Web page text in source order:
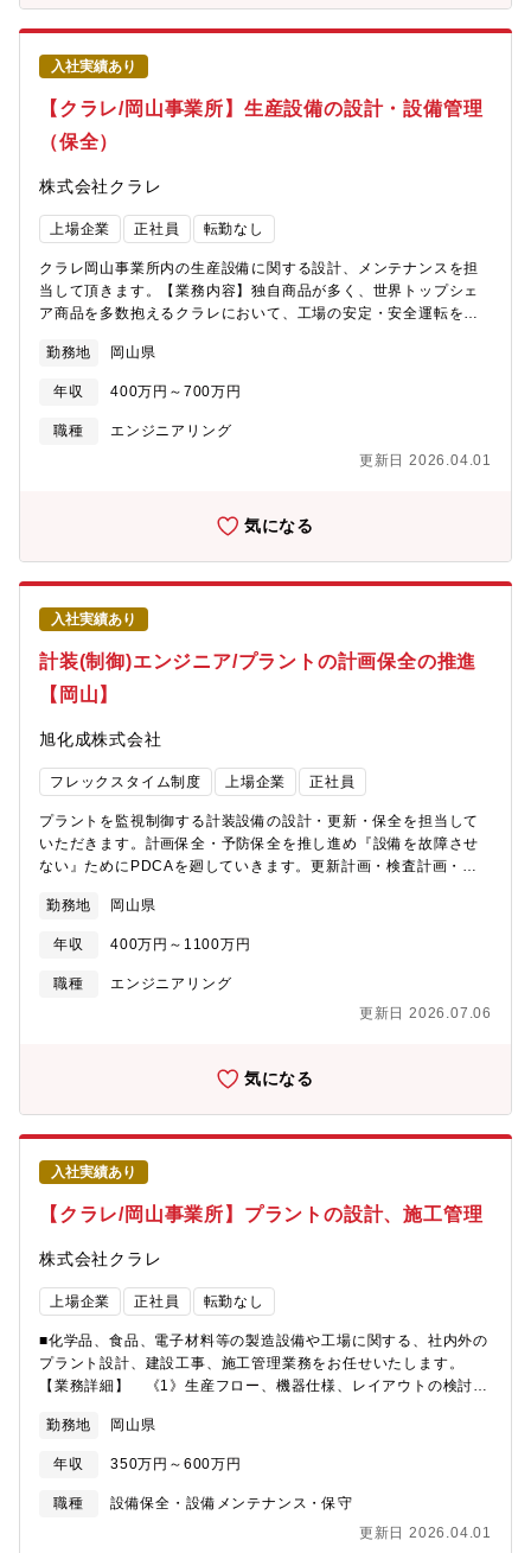
す。【石灰石とは】資源小国である日本において、エネルギー資
源や金属鉱石は多くを輸入に依存している中で、石灰石は「日本
の数少ない自給天然資源」として非常に重要視されています。主
に鉄鋼やセメントメーカーに納品し、鉄鋼やセメントの生産過程
で使用されています。【就業環境】・平均残業30H程・夜勤な
し・日曜日は固定休・有給休暇の取得率6割程度／入社後14日間の
有給付与・独身寮1,000円／社宅4,000～5,000円程度※生産拠点
発生する可能性がありますが、基本的には別の部署が夜間のトラ
ブル対応をしているためプラントエンジニア職が対応するのは月
に１回程度です。・転勤当面なし ※総合職のため将来的な転勤
部門、合わせて約75名在籍
入社実績あり
【クラレ/岡山事業所】生産設備の設計・設備管理
（保全）
株式会社クラレ
上場企業 正社員 転勤なし
クラレ岡山事業所内の生産設備に関する設計、メンテナンスを担
当して頂きます。【業務内容】独自商品が多く、世界トップシェ
ア商品を多数抱えるクラレにおいて、工場の安定・安全運転を支
上、運転安定化、省エネの検討、DXによる業務改革など、事業の
成長に貢献する人材を募集します。具体的には、以下のいずれか
の業務を担当頂きます。・工事設計、発注、施工管理などの設計
に関する業務・工場の安全、安定的な生産活動を維持するための
勤務地 岡山県
年収 400万円～700万円
職種
エンジニアリング
更新日 2026.04.01
気になる
入社実績あり
計装(制御)エンジニア/プラントの計画保全の推進
【岡山】
旭化成株式会社
フレックスタイム制度 上場企業 正社員
プラントを監視制御する計装設備の設計・更新・保全を担当して
いただきます。計画保全・予防保全を推し進め『設備を故障させ
ない』ためにPDCAを廻していきます。更新計画・検査計画・寿
えつつプラントの安定生産を支えていく業務です。また、今後、
プラントのカーボンニュートラル推進に関する取り組みや施策へ
も携わっていただきたいと思います。■詳細・保全計画の立案・実
行、保全予算策定～管理・修繕、設備工事の仕様書作成～検収、
ント・自分のアイデアや考え（改良・改善）を計装設備に活か
当者で1つのチームを作り、担当する工場の計画保全を進めていく
のが旭化成流です。チーム内での連携によりスムーズで最適な保
全管理が可能となり、また個々のメンバのスキルアップも実現で
きます。・実際にモノづくりを行う製造部門とのコミュニケ―シ
ョンを重視し、計装機器だけでなくプロセスの理解も深めていき
ます。・自由度の高い仕事を任せるだけではなく、会社・部門・
チームとして関連する資格取得などもバックアップします。キャ
リアアップを実現したい方にメンバーに加わっていただきと思い
ます。※水島製造所のプレスリリースhttps://www.asahi-
kasei.com/jp/news/2021/ze211208_2.html＜仕事の魅力・やり
がい＞・設備の設計、施工管理、保全と幅広く業務を行い、特に
計装分野ではIoT関連など最新技術の導入に向けての進化が求めら
れ、自身の経験・技術力が確実に身にきます。・特に旭化成の設
備保全技術は世界最高レベルであり、蓄積されたノウハウを継承
し自身の技術レベル向上と会社ひいては社会への貢献を実感出来
く発展していきます。＜募集背景＞旭化成では各製造拠点での設
られおり、設計・保全部門の体制強化をさらに図っていくためキ
ャリア採用を実施します。
勤務地 岡山県
年収 400万円～1100万円
職種
エンジニアリング
更新日 2026.07.06
気になる
入社実績あり
【クラレ/岡山事業所】プラントの設計、施工管理
株式会社クラレ
上場企業 正社員 転勤なし
■化学品、食品、電子材料等の製造設備や工場に関する、社内外の
プラント設計、建設工事、施工管理業務をお任せいたします。
【業務詳細】 《1》生産フロー、機器仕様、レイアウトの検討、
おける工程、品質、安全管理 《4》プロジェクトの工程管理、予
算管理 等※設計～施工までチームで一貫して対応します。※案
件によっては出張、現場単位での短期派遣の可能性があります。
※入社と同時にクラレエンジニアリング（株）へ出向となります
ついて】・岡山で設計業務を行い、施工時には現場へ出張し、管
勤務地 岡山県
年収 350万円～600万円
職種
設備保全・設備メンテナンス・保守
更新日 2026.04.01